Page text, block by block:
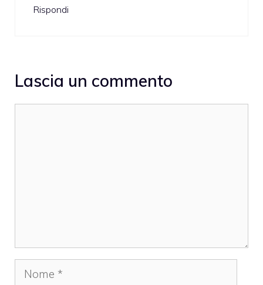
Rispondi
Lascia un commento
Nome